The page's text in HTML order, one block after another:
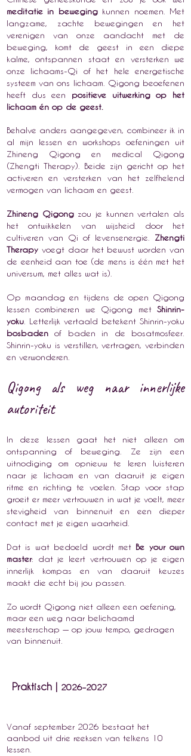
meditatie in bewegingkunnen noemen. Met
langzame, zachte bewegingen en het
verenigen van onze aandacht met de
beweging, komt de geest in een diepe
kalme, ontspannen staat en versterken we
onze lichaams-Qi of het hele energetische
systeem van ons lichaam. Qigong beoefenen
heeft dus een positieve uitwerking op het
lichaam én op de geest.
Behalve anders aangegeven, combineer ik in
al mijn lessen en workshops oefeningen uit
Zhineng Qigong en medical Qigong
(Zhengti Therapy). Beide zijn gericht op het
activeren en versterken van het zelfhelend
vermogen van lichaam en geest.
Zhineng Qigongzou je kunnen vertalen als
het ontwikkelen van wijsheid door het
cultiveren van Qi of levensenergie. Zhengti
Therapy voegt daar het bewust worden van
de eenheid aan toe (de mens is één met het
universum, met alles wat is).
Op maandag en tijdens de open Qigong
lessen combineren we Qigong met Shinrin-
yoku . Letterlijk vertaald betekent Shinrin-yoku
bosbaden of baden in de bosatmosfeer.
Shinrin-yoku is verstillen, vertragen, verbinden
en verwonderen.
Qigong als weg naar innerlijke
autoriteit
In deze lessen gaat het niet alleen om
ontspanning of beweging. Ze zijn een
uitnodiging om opnieuw te leren luisteren
naar je lichaam en van daaruit je eigen
ritme en richting te voelen. Stap voor stap
groeit er meer vertrouwen in wat je voelt, meer
stevigheid van binnenuit en een dieper
contact met je eigen waarheid.
Dat is wat bedoeld wordt met Be your own
master: dat je leert vertrouwen op je eigen
innerlijk kompas en van daaruit keuzes
maakt die echt bij jou passen.
Zo wordt Qigong niet alleen een oefening,
maar een weg naar belichaamd
meesterschap — op jouw tempo, gedragen
van binnenuit.
Praktisch | 2026–2027
Vanaf september 2026 bestaat het
aanbod uit drie reeksen van telkens 10
lessen.